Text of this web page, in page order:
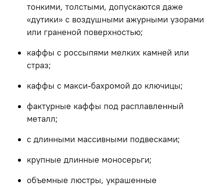
тонкими, толстыми, допускаются даже
«дутики» с воздушными ажурными узорами
или граненой поверхностью;
каффы с россыпями мелких камней или
страз;
каффы с макси-бахромой до ключицы;
фактурные каффы под расплавленный
металл;
с длинными массивными подвесками;
крупные длинные моносерьги;
объемные люстры, украшенные